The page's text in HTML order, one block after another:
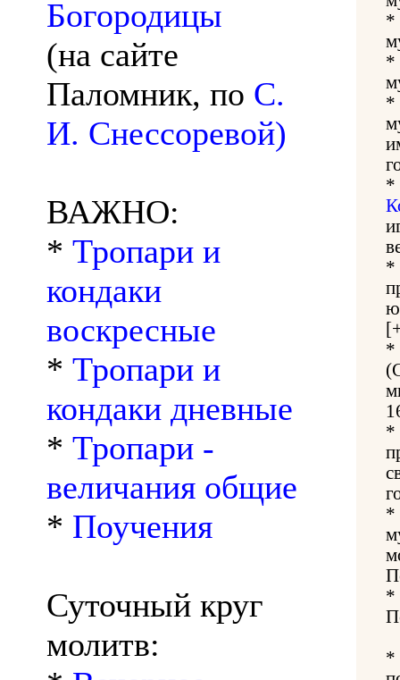
Богородицы
(на сайте
Паломник, по С.
И. Снессоревой)
ВАЖНО:
* Тропари и
кондаки
воскресные
* Тропари и
кондаки дневные
* Тропари -
величания общие
* Поучения
Суточный круг
молитв:
*
*
*
*
*
*
*
*
*
*